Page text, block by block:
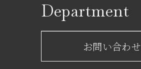
レストラン一覧
ショップからのお知らせ
フロアガイド
Department
サービスのご案内
お問い合わせ